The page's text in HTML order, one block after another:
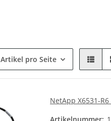
Artikel pro Seite
NetApp X6531-